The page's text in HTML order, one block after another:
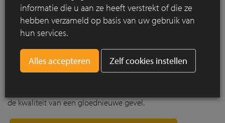
ecologisch formaat .
Door deze ingreep hebben we de productie van deze
duurzame bouwmaterialen verder geoptimaliseerd op het
gebied van grondstoffen en energie.
Bovendien komen we zo al ruime tijd tegemoet aan de
de kwaliteit van een gloednieuwe gevel.
informatie die u aan ze heeft verstrekt of die ze
hebben verzameld op basis van uw gebruik van
hun services.
Zelf cookies instellen